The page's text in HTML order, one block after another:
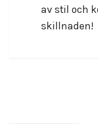
av stil och
skillnaden!